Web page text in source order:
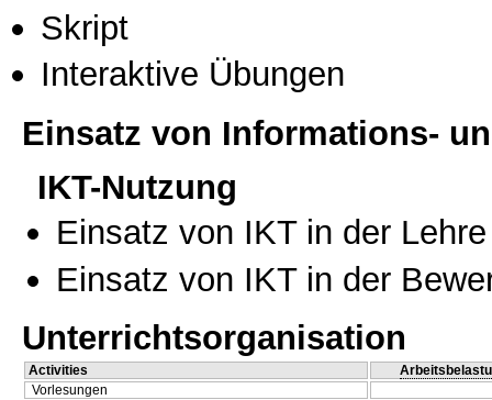
Skript
Interaktive Übungen
Einsatz von Informations-
IKT-Nutzung
Einsatz von IKT in der Lehre
Einsatz von IKT in der
Unterrichtsorganisation
Activities
Vorlesungen